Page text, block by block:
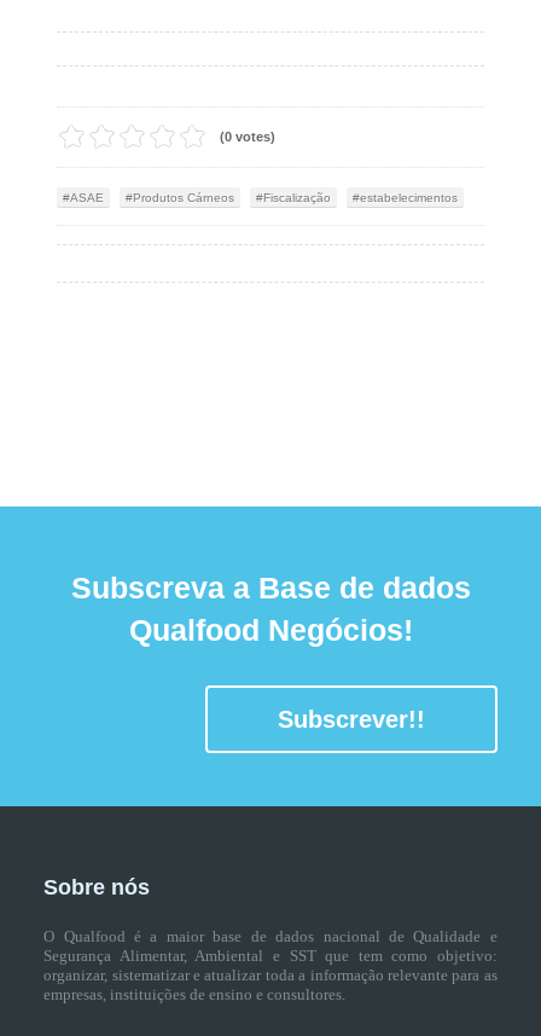
(0 votes)
ASAE Produtos Cárneos Fiscalização estabelecimentos
Subscreva a Base de dados
Qualfood Negócios!
Subscrever!!
Sobre nós
O Qualfood é a maior base de dados nacional de Qualidade e
Segurança Alimentar, Ambiental e SST que tem como objetivo:
organizar, sistematizar e atualizar toda a informação relevante para as
empresas, instituições de ensino e consultores.